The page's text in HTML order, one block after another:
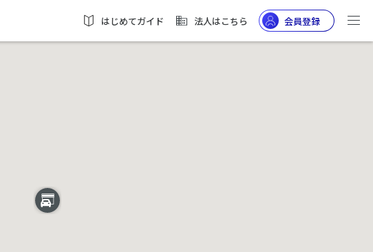
はじめてガイド 法人はこちら 会員登録